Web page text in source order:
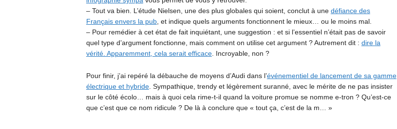
– Tout va bien. L’étude Nielsen, une des plus globales qui soient, conclut à une défiance des
Français envers la pub, et indique quels arguments fonctionnent le mieux… ou le moins mal.
– Pour remédier à cet état de fait inquiétant, une suggestion : et si l’essentiel n’était pas de savoir
quel type d’argument fonctionne, mais comment on utilise cet argument ? Autrement dit : dire la
vérité. Apparemment, cela serait efficace. Incroyable, non ?
Pour finir, j’ai repéré la débauche de moyens d’Audi dans l’événementiel de lancement de sa gamme
électrique et hybride. Sympathique, trendy et légèrement suranné, avec le mérite de ne pas insister
sur le côté écolo… mais à quoi cela rime-t-il quand la voiture promue se nomme e-tron ? Qu’est-ce
que c’est que ce nom ridicule ? De là à conclure que « tout ça, c’est de la m… »